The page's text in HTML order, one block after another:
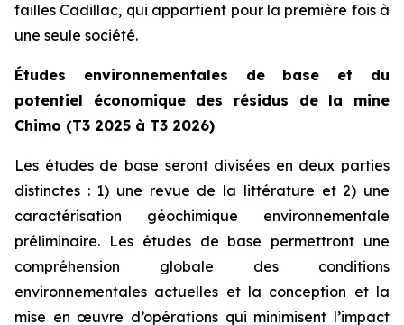
failles Cadillac, qui appartient pour la première fois à
une seule société.
Études environnementales de base et du
potentiel économique des résidus de la mine
Chimo (T3 2025 à T3 2026)
Les études de base seront divisées en deux parties
distinctes : 1) une revue de la littérature et 2) une
caractérisation géochimique environnementale
préliminaire. Les études de base permettront une
compréhension globale des conditions
environnementales actuelles et la conception et la
mise en œuvre d’opérations qui minimisent l’impact